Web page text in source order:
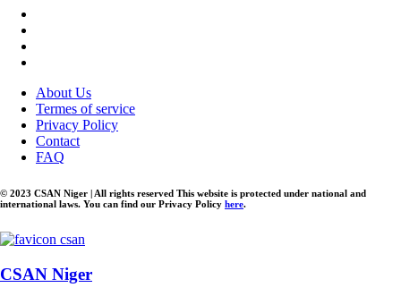
About Us
Termes of service
Privacy Policy
Contact
FAQ
© 2023 CSAN Niger | All rights reserved This website is protected under national and
international laws. You can find our Privacy Policy here.
CSAN Niger